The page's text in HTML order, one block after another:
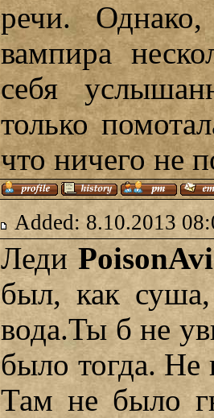
речи.
вампира
себя
только
что ничего не
Added: 8.10.2013
Леди PoisonAvi
был, как
вода.Ты б не
было тогда. Не
Там не было